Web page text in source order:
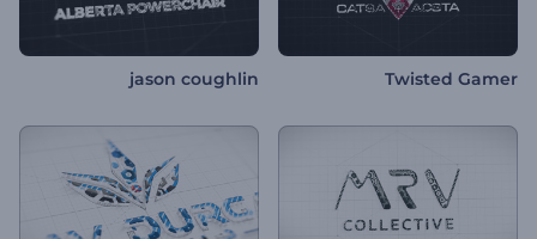
Twisted Gamer
jason coughlin